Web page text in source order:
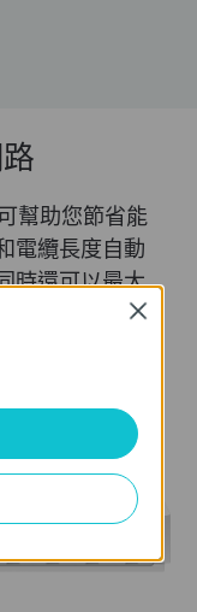
幫助您節省能
電纜長度自動
時還可以最大
低能源費用，Close